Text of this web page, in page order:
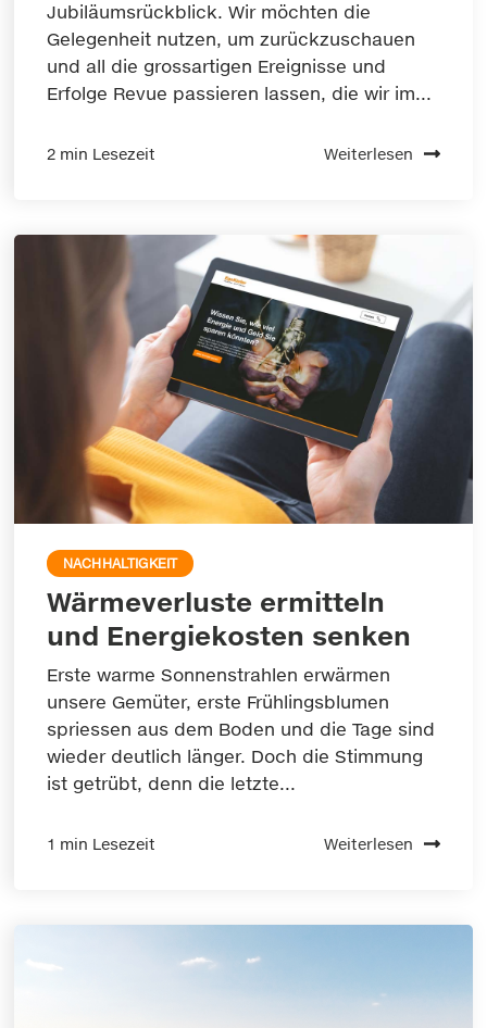
Jubiläumsrückblick. Wir möchten die
Gelegenheit nutzen, um zurückzuschauen
und all die grossartigen Ereignisse und
Erfolge Revue passieren lassen, die wir im...
2 min Lesezeit Weiterlesen
NACHHALTIGKEIT
Wärmeverluste ermitteln
und Energiekosten senken
Erste warme Sonnenstrahlen erwärmen
unsere Gemüter, erste Frühlingsblumen
spriessen aus dem Boden und die Tage sind
wieder deutlich länger. Doch die Stimmung
ist getrübt, denn die letzte...
1 min Lesezeit Weiterlesen